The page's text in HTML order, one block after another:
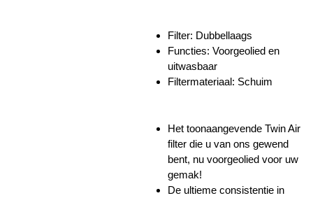
Filter: Dubbellaags
Functies: Voorgeolied en
uitwasbaar
Filtermateriaal: Schuim
Het toonaangevende Twin Air
filter die u van ons gewend
bent, nu voorgeolied voor uw
gemak!
De ultieme consistentie in